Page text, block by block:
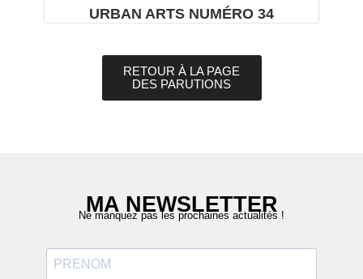
URBAN ARTS NUMÉRO 34
RETOUR À LA PAGE
DES PARUTIONS
MA NEWSLETTER
Ne manquez pas les prochaines actualités !